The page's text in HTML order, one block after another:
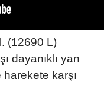
(12690 L)
dayanıklı yan
harekete karşı